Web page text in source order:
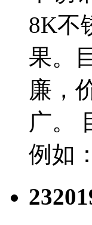
8K不
果。
廉，
广。
例如：
23